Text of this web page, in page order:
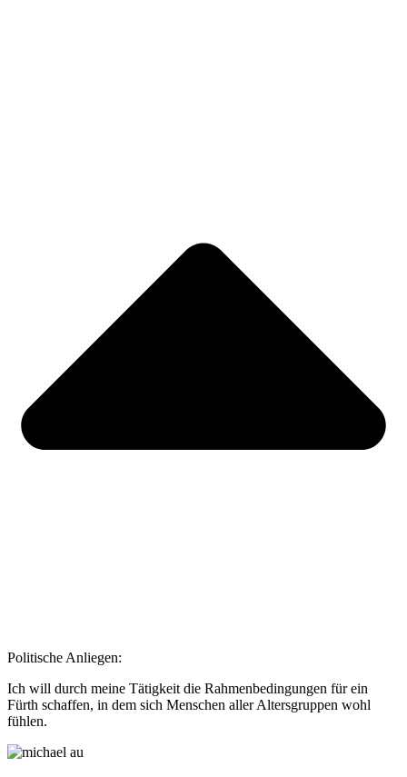
Politische Anliegen:
Ich will durch meine Tätigkeit die Rahmenbedingungen für ein
Fürth schaffen, in dem sich Menschen aller Altersgruppen wohl
fühlen.